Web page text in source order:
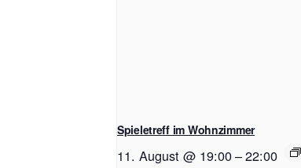
Spieletreff im Wohnzimmer
11. August @ 19:00–22:00